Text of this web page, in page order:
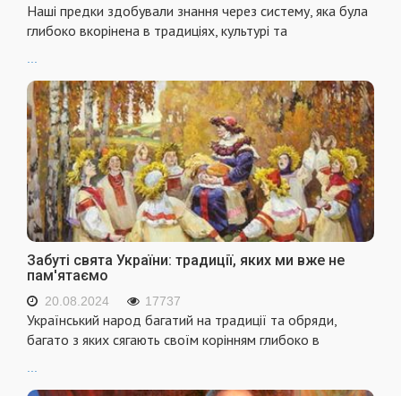
Наші предки здобували знання через систему, яка була
глибоко вкорінена в традиціях, культурі та
Забуті свята України: традиції, яких ми вже не
пам'ятаємо
20.08.2024 17737
Український народ багатий на традиції та обряди,
багато з яких сягають своїм корінням глибоко в
...